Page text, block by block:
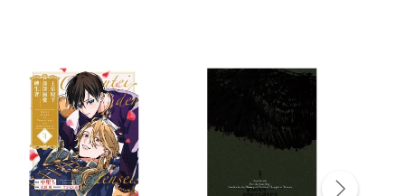
客服資訊